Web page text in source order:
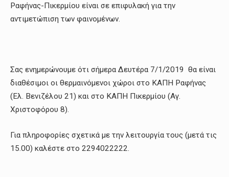
Ραφήνας-Πικερμίου είναι σε επιφυλακή για την
αντιμετώπιση των φαινομένων.
Σας ενημερώνουμε ότι σήμερα Δευτέρα 7/1/2019 θα είναι
διαθέσιμοι οι θερμαινόμενοι χώροι στο ΚΑΠΗ Ραφήνας
(Ελ. Βενιζέλου 21) και στο ΚΑΠΗ Πικερμίου (Αγ.
Χριστοφόρου 8).
Για πληροφορίες σχετικά με την λειτουργία τους (μετά τις
15.00) καλέστε στο 2294022222.